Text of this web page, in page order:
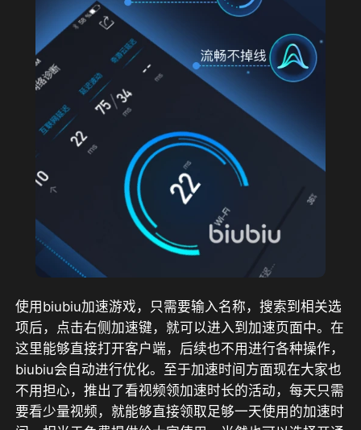
使用biubiu加速游戏，只需要输入名称，搜索到相关选
项后，点击右侧加速键，就可以进入到加速页面中。在
这里能够直接打开客户端，后续也不用进行各种操作，
biubiu会自动进行优化。至于加速时间方面现在大家也
不用担心，推出了看视频领加速时长的活动，每天只需
要看少量视频，就能够直接领取足够一天使用的加速时